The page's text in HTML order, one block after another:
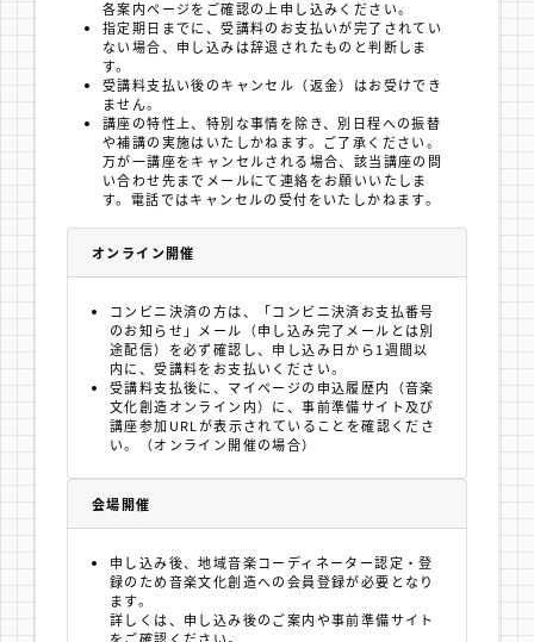
各案内ページをご確認の上申し込みください。
指定期日までに、受講料のお支払いが完了されてい
ない場合、申し込みは辞退されたものと判断しま
す。
受講料支払い後のキャンセル（返金）はお受けでき
ません。
講座の特性上、特別な事情を除き、別日程への振替
や補講の実施はいたしかねます。ご了承ください。
万が一講座をキャンセルされる場合、該当講座の問
い合わせ先までメールにて連絡をお願いいたしま
す。電話ではキャンセルの受付をいたしかねます。
オンライン開催
コンビニ決済の方は、「コンビニ決済お支払番号
のお知らせ」メール（申し込み完了メールとは別
途配信）を必ず確認し、申し込み日から1週間以
内に、受講料をお支払いください。
受講料支払後に、マイページの申込履歴内（音楽
文化創造オンライン内）に、事前準備サイト及び
講座参加URLが表示されていることを確認くださ
い。（オンライン開催の場合）
会場開催
申し込み後、地域音楽コーディネーター認定・登
録のため音楽文化創造への会員登録が必要となり
ます。
詳しくは、申し込み後のご案内や事前準備サイト